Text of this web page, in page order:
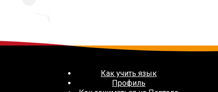
Как учить язык
Профиль